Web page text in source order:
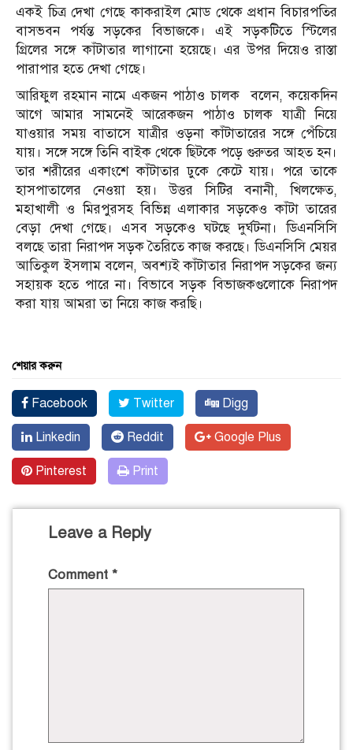
একই চিত্র দেখা গেছে কাকরাইল মোড থেকে প্রধান বিচারপতির
বাসভবন পর্যন্ত সড়কের বিভাজকে। এই সড়কটিতে স্টিলের
গ্রিলের সঙ্গে কাঁটাতার লাগানো হয়েছে। এর উপর দিয়েও রাস্তা
পারাপার হতে দেখা গেছে।
আরিফুল রহমান নামে একজন পাঠাও চালক বলেন, কয়েকদিন
আগে আমার সামনেই আরেকজন পাঠাও চালক যাত্রী নিয়ে
যাওয়ার সময় বাতাসে যাত্রীর ওড়না কাঁটাতারের সঙ্গে পেঁচিয়ে
যায়। সঙ্গে সঙ্গে তিনি বাইক থেকে ছিটকে পড়ে গুরুতর আহত হন।
তার শরীরের একাংশে কাঁটাতার ঢুকে কেটে যায়। পরে তাকে
হাসপাতালের নেওয়া হয়। উত্তর সিটির বনানী, খিলক্ষেত,
মহাখালী ও মিরপুরসহ বিভিন্ন এলাকার সড়কেও কাঁটা তারের
বেড়া দেখা গেছে। এসব সড়কেও ঘটছে দুর্ঘটনা। ডিএনসিসি
বলছে তারা নিরাপদ সড়ক তৈরিতে কাজ করছে। ডিএনসিসি মেয়র
আতিকুল ইসলাম বলেন, অবশ্যই কাঁটাতার নিরাপদ সড়কের জন্য
সহায়ক হতে পারে না। বিভাবে সড়ক বিভাজকগুলোকে নিরাপদ
করা যায় আমরা তা নিয়ে কাজ করছি।
শেয়ার করুন
Facebook Twitter Digg
Linkedin Reddit Google Plus
Pinterest Print
Leave a Reply
Comment *